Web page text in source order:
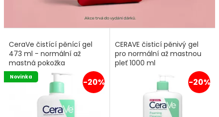
CeraVe čistící pěnící gel
473 ml - normální až
mastná pokožka
-20%
Novinka
CERAVE čisticí pěnivý gel
pro normální až mastnou
pleť 1000 ml
-20%